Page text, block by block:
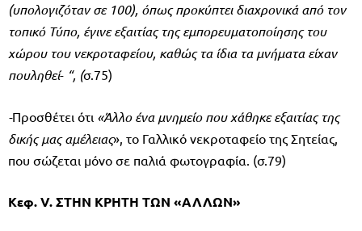
(υπολογιζόταν σε 100), όπως προκύπτει δια­χρονικά από τον
τοπικό Τύπο, έγινε εξαιτίας της εμπορευματοποίησης του
χώρου του νεκροταφείου, καθώς τα ίδια τα μνήματα είχαν
πουληθεί- “, (σ.75)
-Προσθέτει ότι «Άλλο ένα μνημείο που χάθηκε εξαιτίας της
δικής μας αμέλειας», το Γαλλικό νεκροταφείο της Σητείας,
που σώζεται μόνο σε παλιά φωτογραφία. (σ.79)
Κεφ.V. ΣΤΗΝ ΚΡΗΤΗ ΤΩΝ «ΑΛΛΩΝ»